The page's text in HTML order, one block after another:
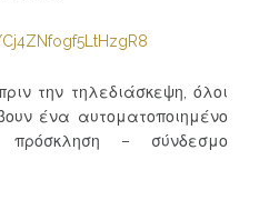
την τηλεδιάσκεψη, όλοι
ένα αυτοματοποιημένο
– σύνδεσμο